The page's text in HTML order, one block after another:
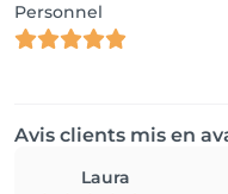
Personnel
Avis clients mis en
Laura